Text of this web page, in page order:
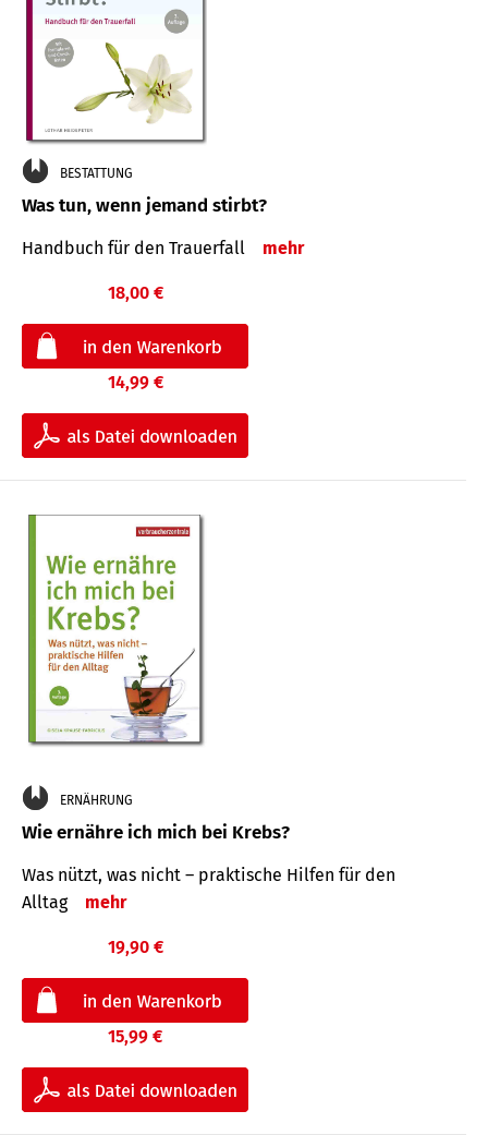
BESTATTUNG
Was tun, wenn jemand stirbt?
Handbuch für den Trauerfall mehr
18,00 €
14,99 €
ERNÄHRUNG
Wie ernähre ich mich bei Krebs?
Was nützt, was nicht – praktische Hilfen für den
Alltag
mehr
19,90 €
15,99 €